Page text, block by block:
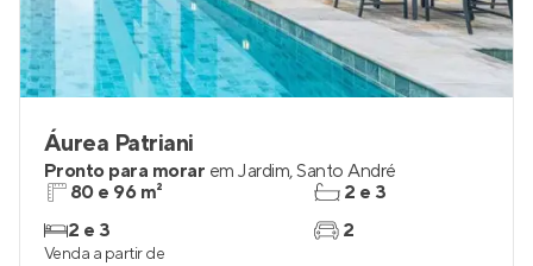
Áurea Patriani
Pronto para morar em Jardim,Santo André
80 e 96 m²
2 e 3
2 e 3
2
Venda a partir de